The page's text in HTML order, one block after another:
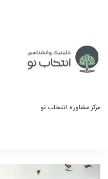
مرکز مشاوره انتخاب نو